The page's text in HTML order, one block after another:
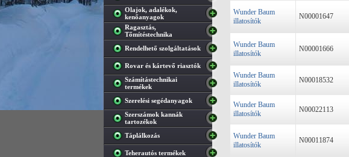
Olajok, adalékok,
kenőanyagok
Ragasztás,
Tőmítéstechnika
Rendelhető szolgáltatások
Rovar és kártevő riasztók
Számítástechnikai
termékek
Szerelési segédanyagok
Szerszámok kannák
tartozékok
Táplálkozás
Teherautós termékek
Wunder Baum
illatosítók
N00001647
Wunder Baum
illatosítók
N00001666
Wunder Baum
illatosítók
N00018532
Wunder Baum
illatosítók
N00022113
Wunder Baum
illatosítók
N00011874